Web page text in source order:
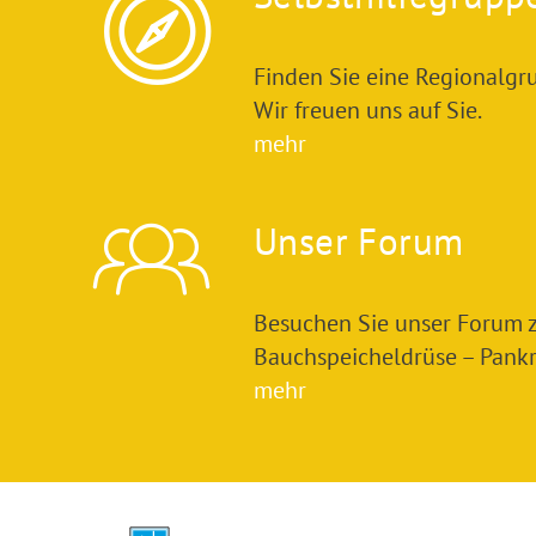
Finden Sie eine
Wir freuen uns auf Sie.
mehr
Unser Forum
Besuchen Sie unser Forum
Bauchspeicheldrüse –
mehr